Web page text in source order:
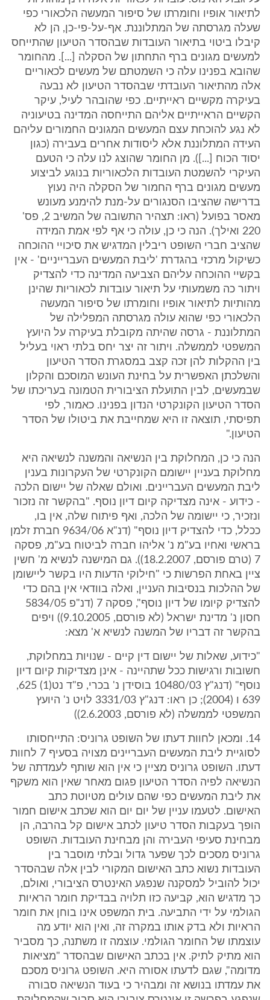
לתיאור אופיו וחומרתו של סיפור המעשה הלכאורי כפי
שעלה מגרסתה של המתלוננת. אף-על-פי-כן, הן לא
קיבלו ביטוי בתיאור העובדות שבהסדר הטיעון שהתייחס
למעשים מגונים ברף התחתון של הסקלה [...]. מהחומר
שהובא בפנינו עלה כי השמטתם של מעשים לכאוריים
אלה מהתיאור העובדתי שבהסדר הטיעון לא נבעה
בעיקרה מקשיים ראייתיים. כפי שהובהר לעיל, עיקר
הקשיים הראייתיים אליהם התייחסה המדינה בטיעוניה
לא נגע להוכחת עצם המעשים המגונים החמורים עליהם
העידה המתלוננת אלא ליסודות אחרים בעבירה (כגון
יסוד הכוח [...]). מן החומר שהוצג לנו עלה כי הטעם
העיקרי להשמטת העובדות הלכאוריות בנוגע לביצוע
מעשים מגונים ברף החמור של הסקלה היה נעוץ
בדרישה שהציבו הסנגורים על-מנת להימנע מעונש
מאסר בפועל (ראו: תצהיר התשובה של המשיב 2, פס'
220 ואילך). הנה כי כן, עולה כי אף לפי אמת המידה
שהציב חברי השופט ריבלין המדגיש את סיכויי ההוכחה
כשיקול מרכזי בהגדרת 'ליבת המעשים העברייניים' - אין
בקשיי ההוכחה עליהם הצביעה המדינה כדי להצדיק
ויתור כה משמעותי על תיאור עובדות לכאוריות שהינן
מהותיות לתיאור אופיו וחומרתו של סיפור המעשה
הלכאורי כפי שהוא עולה מגרסתה המפלילה של
המתלוננת - גרסה שהיתה מקובלת בעיקרה על היועץ
המשפטי לממשלה. ויתור זה יצר יחס בלתי ראוי בעליל
בין ההקלות להן זכה קצב במסגרת הסדר הטיעון
והשלכתן האפשרית על בחינת העונש המוסכם והקלון
שבמעשים, לבין התועלת הציבורית הטמונה בעריכתו של
הסדר הטיעון הקונקרטי הנדון בפנינו. כאמור, לפי
תפיסתי, תוצאה זו היא שמחייבת את ביטולו של הסדר
הטיעון."
הנה כי כן, המחלוקת בין הנשיאה והמשנה לנשיאה היא
מחלוקת בעניין יישומם הקונקרטי של העקרונות בענין
ליבת המעשים העבריינים. ואולם שאלה של יישום הלכה
- כידוע - אינה מצדיקה קיום דיון נוסף. "בהקשר זה נזכור
ונזכיר, כי יישומה של הלכה, ואף פיתוח שלה, אין בו,
ככלל, כדי להצדיק דיון נוסף" (דנ"א 9634/06 חברת זלמן
בראשי ואחיו בע"מ נ' אליהו חברה לביטוח בע"מ, פסקה
7 (טרם פורסם, 18.2.2007)). גם המישנה לנשיא מ' חשין
ציין באחת הפרשות כי "חילוקי הדעות היו בקשר ליישומן
של ההלכות בנסיבות העניין, ואלה בוודאי אין בהם כדי
להצדיק קיומו של דיון נוסף", פסקה 7 (דנ"פ 5834/05
חסון נ' מדינת ישראל (לא פורסם, 9.10.2005)) ויפים
בהקשר זה דבריו של המשנה לנשיא א' מצא:
"כידוע, שאלות של יישום דין קיים - שנויות במחלוקת,
חשובות ורגישות ככל שתהיינה - אינן מצדיקות קיום דיון
נוסף" (דנג"ץ 10480/03 בוסידן נ' בכרי, פ"ד נט(1) 625,
639 ו (2004); כן ראו: דנג"ץ 3331/03 לויט נ' היועץ
המשפטי לממשלה (לא פורסם, 2.6.2003))
14. ומכאן לחוות דעתו של השופט גרוניס: התייחסותו
לסוגיית ליבת המעשים העבריינים מצויה בסעיף 7 לחוות
דעתו. השופט גרוניס מציין כי אין הוא שותף לעמדתה של
הנשיאה לפיה הסדר הטיעון פגום מאחר שאין הוא משקף
את ליבת המעשים כפי שהם עולים מטיוטת כתב
האישום. לטעמו עניין של יום יום הוא שכתב אישום חמור
הופך בעקבות הסדר טיעון לכתב אישום קל בהרבה, הן
מבחינת סעיפי העבירה והן מבחינת העובדות. השופט
גרוניס מסכים לכך שפער גדול ובלתי מוסבר בין
העובדות נשוא כתב האישום המקורי לבין אלה שבהסדר
יכול להוביל למסקנה שנפגע האינטרס הציבורי, ואולם,
כך מדגיש הוא, קביעה כזו תלויה בבדיקת חומר הראיות
הגולמי על ידי התביעה. בית המשפט אינו בוחן את חומר
הראיות ולא בדק אותו במקרה זה, ואין הוא יודע מה
עוצמתו של החומר הגולמי. עוצמה זו משתנה, כך מסביר
הוא מתיק לתיק. אין בכתב האישום שבהסדר "מציאות
מדומה", שגם לדעתו אסורה היא. השופט גרוניס מסכם
את עמדתו בנושא זה ומבהיר כי בעוד הנשיאה סבורה